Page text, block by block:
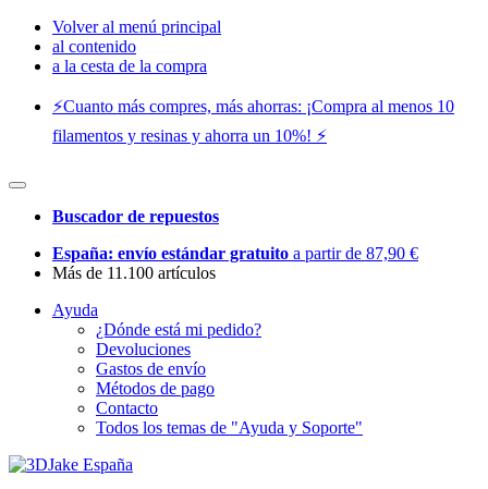
Volver al menú principal
al contenido
a la cesta de la compra
⚡️Cuanto más compres, más ahorras: ¡Compra al menos 10
filamentos y resinas y ahorra un 10%! ⚡️
Buscador de repuestos
España: envío estándar gratuito a partir de 87,90 €
Más de 11.100 artículos
Ayuda
¿Dónde está mi pedido?
Devoluciones
Gastos de envío
Métodos de pago
Contacto
Todos los temas de "Ayuda y Soporte"